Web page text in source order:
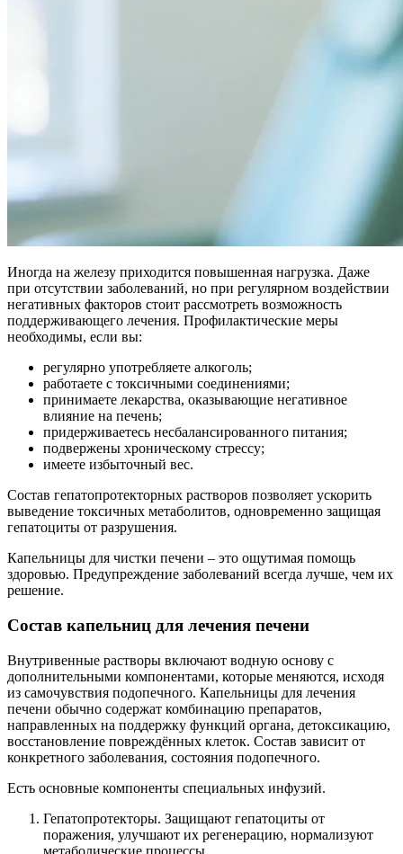
Иногда на железу приходится повышенная нагрузка. Даже
при отсутствии заболеваний, но при регулярном воздействии
негативных факторов стоит рассмотреть возможность
поддерживающего лечения. Профилактические меры
необходимы, если вы:
регулярно употребляете алкоголь;
работаете с токсичными соединениями;
принимаете лекарства, оказывающие негативное
влияние на печень;
придерживаетесь несбалансированного питания;
подвержены хроническому стрессу;
имеете избыточный вес.
Состав гепатопротекторных растворов позволяет ускорить
выведение токсичных метаболитов, одновременно защищая
гепатоциты от разрушения.
Капельницы для чистки печени – это ощутимая помощь
здоровью. Предупреждение заболеваний всегда лучше, чем их
решение.
Состав капельниц для лечения печени
Внутривенные растворы включают водную основу с
дополнительными компонентами, которые меняются, исходя
из самочувствия подопечного. Капельницы для лечения
печени обычно содержат комбинацию препаратов,
направленных на поддержку функций органа, детоксикацию,
восстановление повреждённых клеток. Состав зависит от
конкретного заболевания, состояния подопечного.
Есть основные компоненты специальных инфузий.
Гепатопротекторы. Защищают гепатоциты от
поражения, улучшают их регенерацию, нормализуют
метаболические процессы.